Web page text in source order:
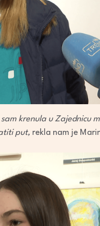
krenula u Zajednicu
put, rekla nam je